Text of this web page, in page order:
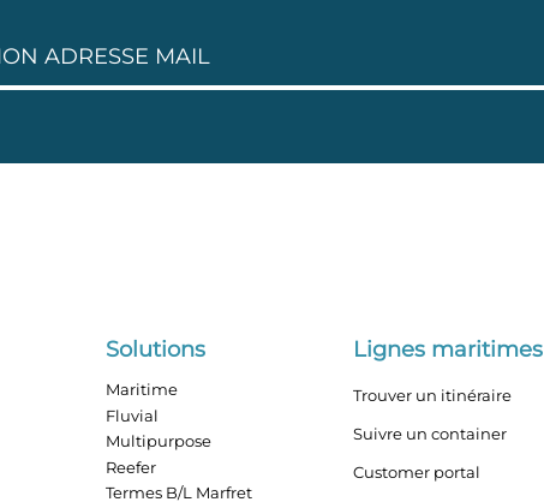
Solutions
Maritime
Fluvial
Multipurpose
Reefer
Termes B/L Marfret
Lignes maritimes
Trouver un itinéraire
Suivre un container
Customer portal